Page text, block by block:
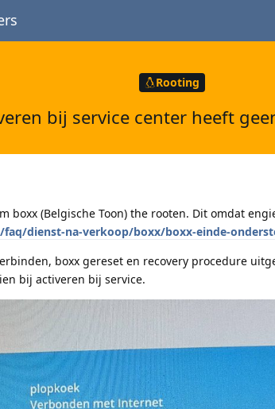
Rooting
bij service center heeft
boxx (Belgische Toon) the rooten. Dit omdat
dienst-na-verkoop/boxx/boxx-einde-
boxx gereset en recovery procedure
bij activeren bij service.